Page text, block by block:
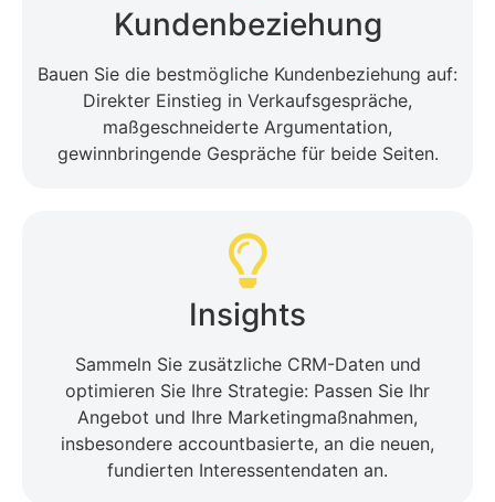
Kundenbeziehung
Bauen Sie die bestmögliche Kundenbeziehung auf:
Direkter Einstieg in Verkaufsgespräche,
maßgeschneiderte Argumentation,
gewinnbringende Gespräche für beide Seiten.
Insights
Sammeln Sie zusätzliche CRM-Daten und
optimieren Sie Ihre Strategie: Passen Sie Ihr
Angebot und Ihre Marketingmaßnahmen,
insbesondere accountbasierte, an die neuen,
fundierten Interessentendaten an.